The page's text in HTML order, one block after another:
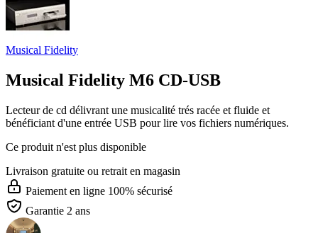
Musical Fidelity
Musical Fidelity M6 CD-USB
Lecteur de cd délivrant une musicalité trés racée et fluide et
bénéficiant d'une entrée USB pour lire vos fichiers numériques.
Ce produit n'est plus disponible
Livraison gratuite ou retrait en magasin
Paiement en ligne 100% sécurisé
Garantie 2 ans